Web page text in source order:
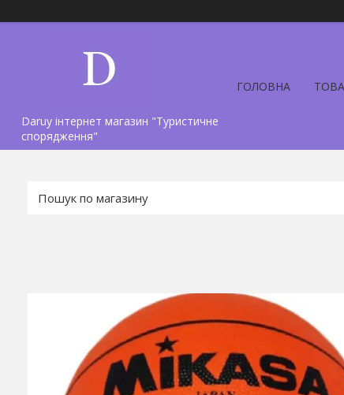
Daruy інтернет магазин "Туристичне
спорядження"
ГОЛОВНА